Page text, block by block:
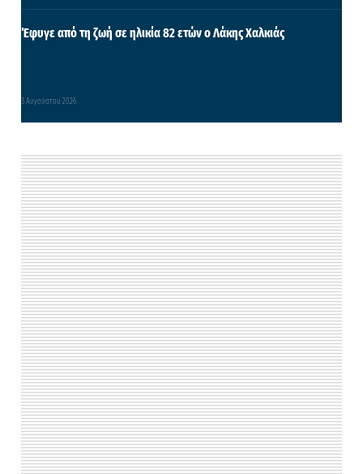
Έφυγε από τη ζωή σε ηλικία 82 ετών ο Λάκης Χαλκιάς
3 Αυγούστου 2026